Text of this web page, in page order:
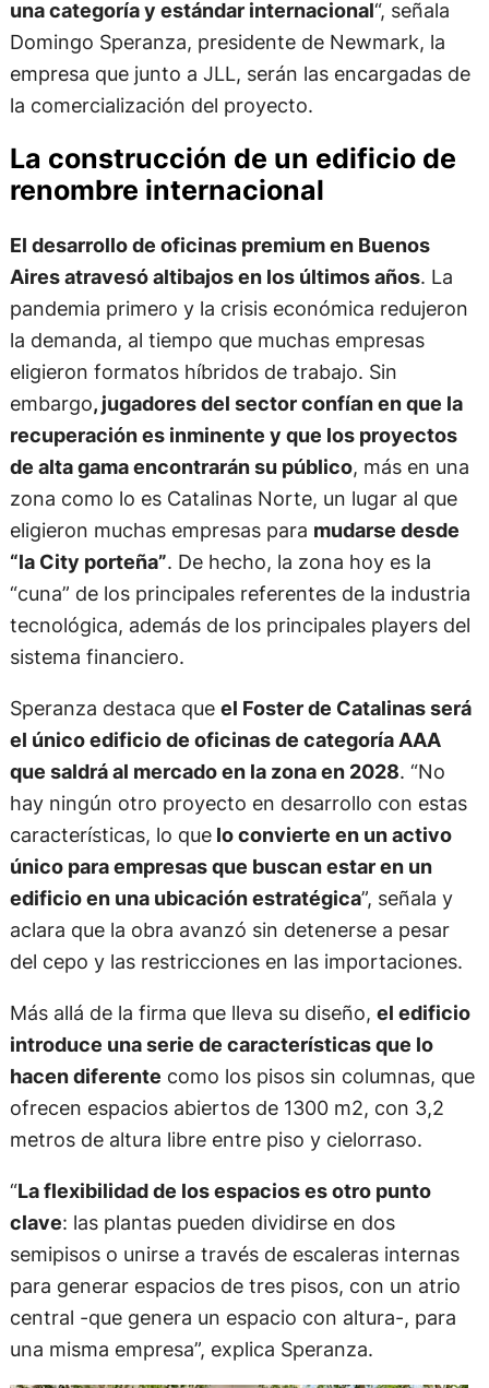
una categoría y estándar internacional“, señala
Domingo Speranza, presidente de Newmark, la
empresa que junto a JLL, serán las encargadas de
la comercialización del proyecto.
La construcción de un edificio de
renombre internacional
El desarrollo de oficinas premium en Buenos
Aires atravesó altibajos en los últimos años. La
pandemia primero y la crisis económica redujeron
la demanda, al tiempo que muchas empresas
eligieron formatos híbridos de trabajo. Sin
embargo, jugadores del sector confían en que la
recuperación es inminente y que los proyectos
de alta gama encontrarán su público, más en una
zona como lo es Catalinas Norte, un lugar al que
eligieron muchas empresas para mudarse desde
“la City porteña”. De hecho, la zona hoy es la
“cuna” de los principales referentes de la industria
tecnológica, además de los principales players del
sistema financiero.
Speranza destaca que el Foster de Catalinas será
el único edificio de oficinas de categoría AAA
que saldrá al mercado en la zona en 2028. “No
hay ningún otro proyecto en desarrollo con estas
características, lo quelo convierte en un activo
único para empresas que buscan estar en un
edificio en una ubicación estratégica”, señala y
aclara que la obra avanzó sin detenerse a pesar
del cepo y las restricciones en las importaciones.
Más allá de la firma que lleva su diseño, el edificio
introduce una serie de características que lo
hacen diferente como los pisos sin columnas, que
ofrecen espacios abiertos de 1300 m2, con 3,2
metros de altura libre entre piso y cielorraso.
“La flexibilidad de los espacios es otro punto
clave: las plantas pueden dividirse en dos
semipisos o unirse a través de escaleras internas
para generar espacios de tres pisos, con un atrio
central -que genera un espacio con altura-, para
una misma empresa”, explica Speranza.